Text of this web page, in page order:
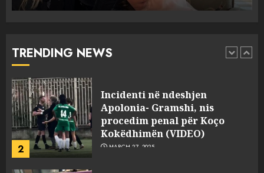
TRENDING NEWS
1
Punonjësja e UKT akuzon
pasuri të pajustifikuar
2
Incidenti në ndeshjen
Apolonia- Gramshi, nis
procedim penal për Koço
Kokëdhimën (VIDEO)
MARCH 27, 2025